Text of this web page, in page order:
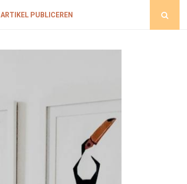
ARTIKEL PUBLICEREN